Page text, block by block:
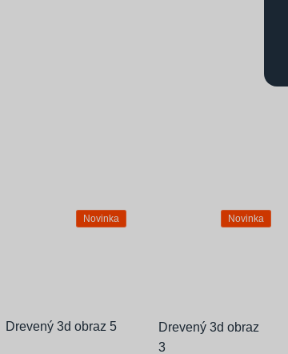
Drevený 3d obraz 5
Novinka
Drevený 3d obraz
3
Novinka